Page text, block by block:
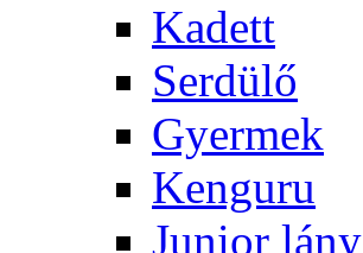
Kadett
Serdülő
Gyermek
Kenguru
Junior lány